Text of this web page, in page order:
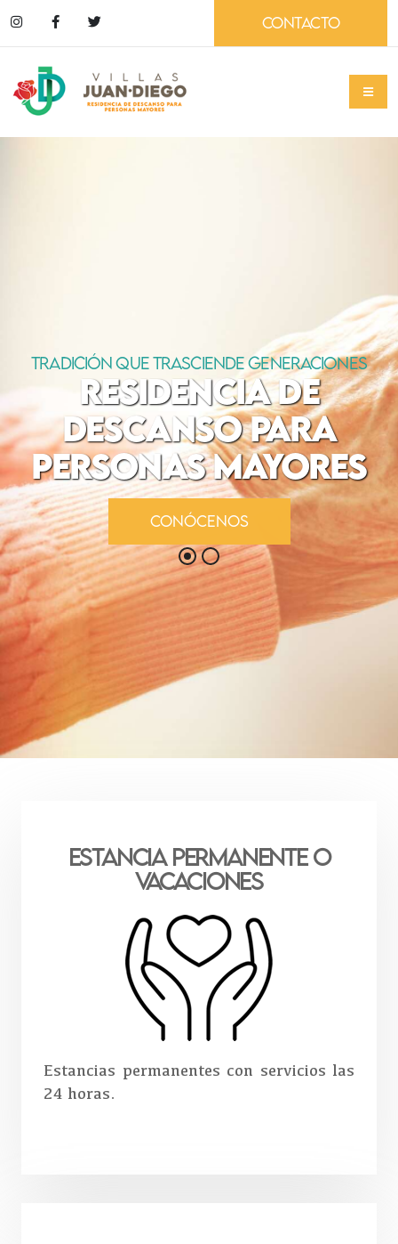
CONTACTO
TRADICIÓN QUE TRASCIENDE GENERACIONES
RESIDENCIA DE
DESCANSO PARA
PERSONAS MAYORES
CONÓCENOS
Estancia PERMANENTE o
VACACIONES
Estancias permanentes con servicios las
24 horas.